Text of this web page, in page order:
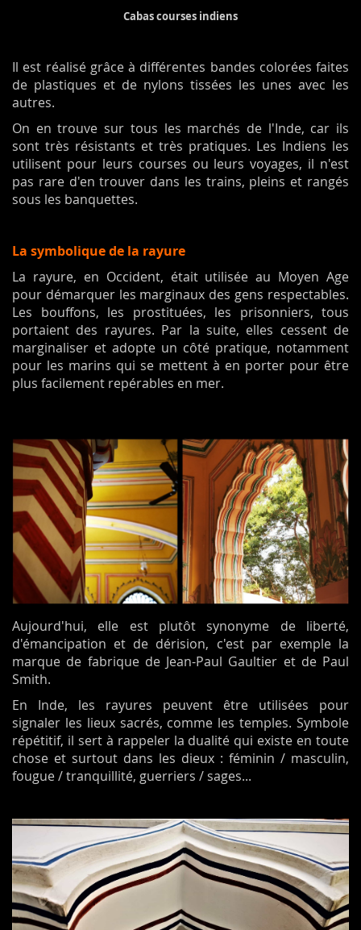
Cabas courses indiens
Il est réalisé grâce à différentes bandes colorées faites
de plastiques et de nylons tissées les unes avec les
autres.
On en trouve sur tous les marchés de l'Inde, car ils
sont très résistants et très pratiques. Les Indiens les
utilisent pour leurs courses ou leurs voyages, il n'est
pas rare d'en trouver dans les trains, pleins et rangés
sous les banquettes.
La symbolique de la rayure
La rayure, en Occident, était utilisée au Moyen Age
pour démarquer les marginaux des gens respectables.
Les bouffons, les prostituées, les prisonniers, tous
portaient des rayures. Par la suite, elles cessent de
marginaliser et adopte un côté pratique, notamment
pour les marins qui se mettent à en porter pour être
plus facilement repérables en mer.
Aujourd'hui, elle est plutôt synonyme de liberté,
d'émancipation et de dérision, c'est par exemple la
marque de fabrique de Jean-Paul Gaultier et de Paul
Smith.
En Inde, les rayures peuvent être utilisées pour
signaler les lieux sacrés, comme les temples. Symbole
répétitif, il sert à rappeler la dualité qui existe en toute
chose et surtout dans les dieux : féminin / masculin,
fougue / tranquillité, guerriers / sages...